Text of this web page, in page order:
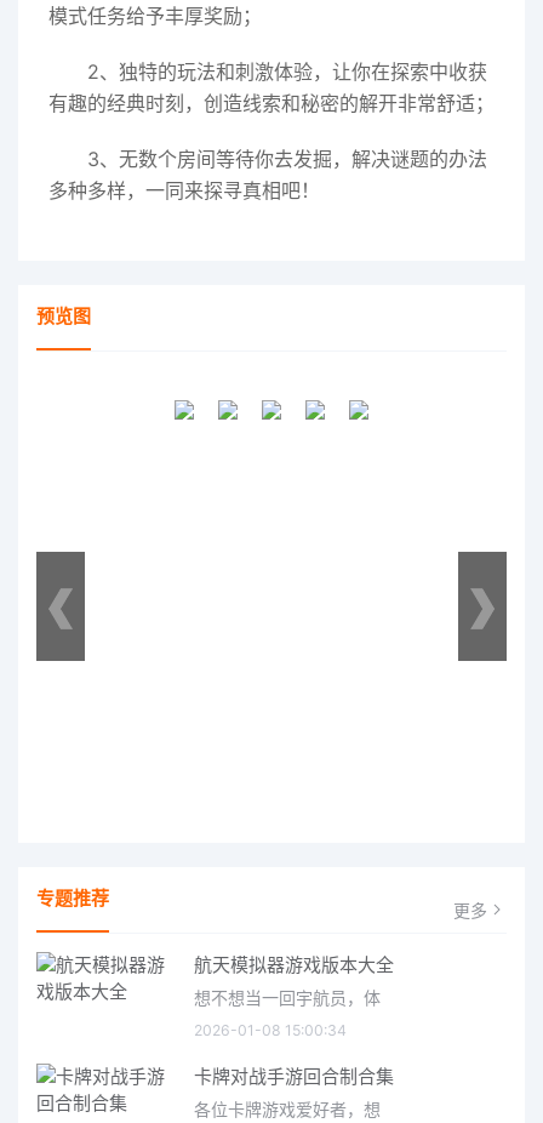
模式任务给予丰厚奖励；
2、独特的玩法和刺激体验，让你在探索中收获
有趣的经典时刻，创造线索和秘密的解开非常舒适；
3、无数个房间等待你去发掘，解决谜题的办法
多种多样，一同来探寻真相吧！
预览图
专题推荐 更多
航天模拟器游戏版本大全
想不想当一回宇航员，体
2026-01-08 15:00:34
卡牌对战手游回合制合集
各位卡牌游戏爱好者，想